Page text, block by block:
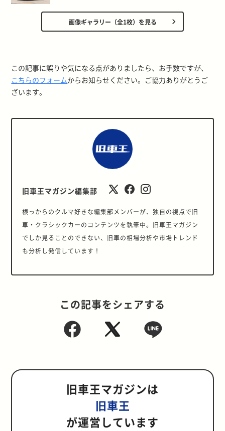
画像ギャラリー（全1枚）を見る
この記事に誤りや気になる点がありましたら、お手数ですが、
こちらのフォームからお知らせください。ご協力ありがとうご
ざいます。
旧車王マガジン編集部
根っからのクルマ好きな編集部メンバーが、独自の視点で旧
車・クラシックカーのコンテンツを執筆中。旧車王マガジン
でしか見ることのできない、旧車の相場分析や市場トレンド
も分析し発信しています！
この記事をシェアする
旧車王マガジンは
旧車王
が運営しています